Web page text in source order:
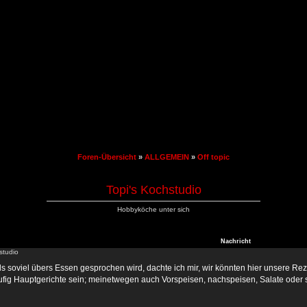
Foren-Übersicht » ALLGEMEIN » Off topic
Topi's Kochstudio
Hobbyköche unter sich
Nachricht
soviel übers Essen gesprochen wird, dachte ich mir, wir könnten hier unsere
Hauptgerichte sein; meinetwegen auch Vorspeisen, nachspeisen, Salate